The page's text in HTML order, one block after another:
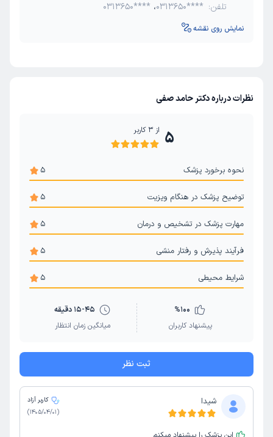
تلفن:
0313650**** ،0313650****
نمایش روی نقشه
نظرات درباره دکتر حامد صفی
5 از 3 کاربر
نحوه برخورد پزشک 5
توضیح پزشک در هنگام ویزیت 5
مهارت پزشک در تشخیص و درمان 5
فرآیند پذیرش و رفتار منشی 5
شرایط محیطی 5
%100
پیشنهاد کاربران
15-45 دقیقه
میانگین زمان انتظار
ثبت نظر
شیدا
کاربر آزاد
(
1405/04/01
)